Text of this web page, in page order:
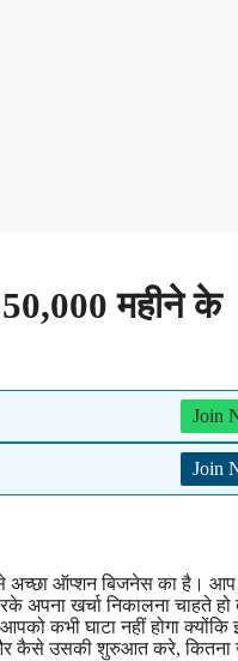
महीने के
Join
Join
अच्छा ऑप्शन बिजनेस का है।
खर्चा निकालना चाहते
कभी घाटा नहीं होगा क्योंकि
कैसे उसकी शुरुआत करे, कितना